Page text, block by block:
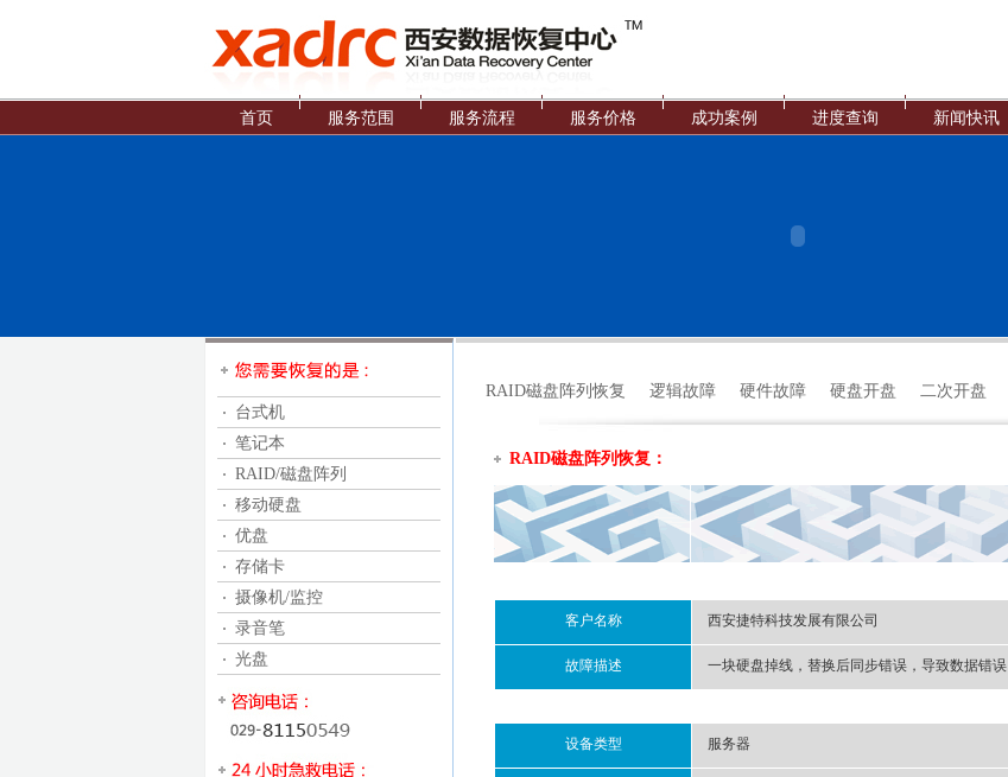
首页 服务范围 服务流程 服务价格 成功案例 进度查询 新闻快讯
台式机
笔记本
RAID/磁盘阵列
移动硬盘
优盘
存储卡
摄像机/监控
录音笔
光盘
RAID磁盘阵列恢复 逻辑故障 硬件故障 硬盘开盘 二次开盘
RAID磁盘阵列恢复：
客户名称 西安捷特科技发展有限公司
故障描述 一块硬盘掉线，替换后同步错误，导致数据错误
设备类型 服务器